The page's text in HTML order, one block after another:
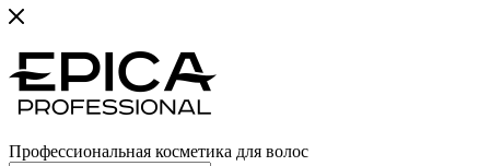
Профессиональная косметика для волос